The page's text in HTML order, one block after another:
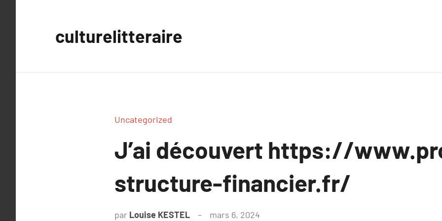
culturelitteraire
Uncategorized
J’ai découvert https://
structure-financier.fr/
par Louise KESTEL mars 6, 2024